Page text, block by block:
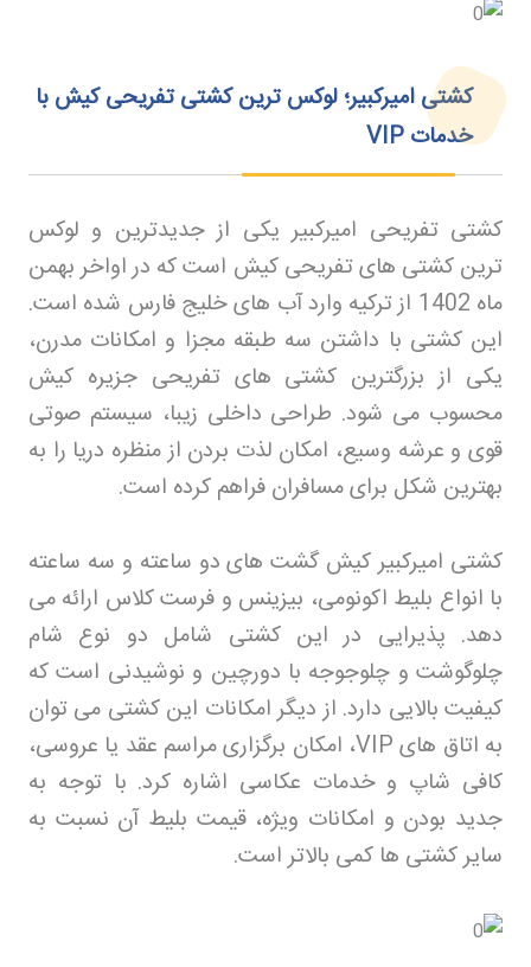
کشتی امیرکبیر؛ لوکس‌ ترین کشتی تفریحی کیش با
خدمات
کشتی تفریحی امیرکبیر یکی از جدیدترین و لوکس
ترین کشتی های تفریحی کیش است که در اواخر بهمن
ماه 1402 از ترکیه وارد آب های خلیج فارس شده است.
این کشتی با داشتن سه طبقه مجزا و امکانات مدرن،
یکی از بزرگترین کشتی های تفریحی جزیره کیش
محسوب می شود. طراحی داخلی زیبا، سیستم صوتی
قوی و عرشه وسیع، امکان لذت بردن از منظره دریا را به
بهترین شکل برای مسافران فراهم کرده است.
کشتی امیرکبیر کیش گشت های دو ساعته و سه ساعته
با انواع بلیط اکونومی، بیزینس و فرست کلاس ارائه می
دهد. پذیرایی در این کشتی شامل دو نوع شام
چلوگوشت و چلوجوجه با دورچین و نوشیدنی است که
کیفیت بالایی دارد. از دیگر امکانات این کشتی می توان
به اتاق هایVIP
، امکان برگزاری مراسم عقد یا عروسی،
کافی شاپ و خدمات عکاسی اشاره کرد. با توجه به
جدید بودن و امکانات ویژه، قیمت بلیط آن نسبت به
سایر کشتی ها کمی بالاتر است.